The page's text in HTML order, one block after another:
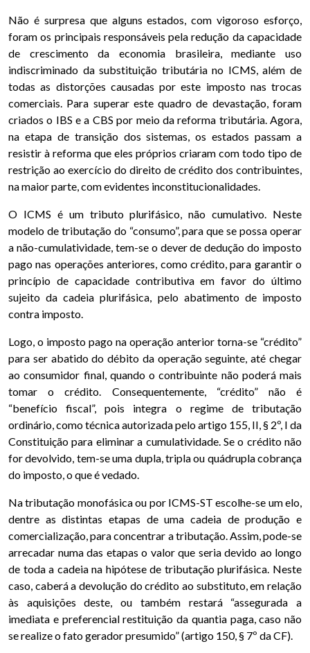
Não é surpresa que alguns estados, com vigoroso esforço,
foram os principais responsáveis pela redução da capacidade
de crescimento da economia brasileira, mediante uso
indiscriminado da substituição tributária no ICMS, além de
todas as distorções causadas por este imposto nas trocas
comerciais. Para superar este quadro de devastação, foram
criados o IBS e a CBS por meio da reforma tributária. Agora,
na etapa de transição dos sistemas, os estados passam a
resistir à reforma que eles próprios criaram com todo tipo de
restrição ao exercício do direito de crédito dos contribuintes,
na maior parte, com evidentes inconstitucionalidades.
O ICMS é um tributo plurifásico, não cumulativo. Neste
modelo de tributação do “consumo”, para que se possa operar
a não-cumulatividade, tem-se o dever de dedução do imposto
pago nas operações anteriores, como crédito, para garantir o
princípio de capacidade contributiva em favor do último
sujeito da cadeia plurifásica, pelo abatimento de imposto
contra imposto.
Logo, o imposto pago na operação anterior torna-se “crédito”
para ser abatido do débito da operação seguinte, até chegar
ao consumidor final, quando o contribuinte não poderá mais
tomar o crédito. Consequentemente, “crédito” não é
“benefício fiscal”, pois integra o regime de tributação
ordinário, como técnica autorizada pelo artigo 155, II, § 2º, I da
Constituição para eliminar a cumulatividade. Se o crédito não
for devolvido, tem-se uma dupla, tripla ou quádrupla cobrança
do imposto, o que é vedado.
Na tributação monofásica ou por ICMS-ST escolhe-se um elo,
dentre as distintas etapas de uma cadeia de produção e
comercialização, para concentrar a tributação. Assim, pode-se
arrecadar numa das etapas o valor que seria devido ao longo
de toda a cadeia na hipótese de tributação plurifásica. Neste
caso, caberá a devolução do crédito ao substituto, em relação
às aquisições deste, ou também restará “assegurada a
imediata e preferencial restituição da quantia paga, caso não
se realize o fato gerador presumido” (artigo 150, § 7º da CF).